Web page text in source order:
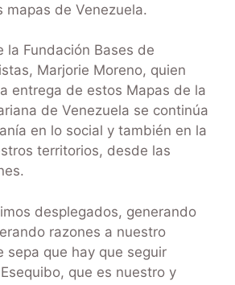
mapas de Venezuela.
la Fundación Bases de
Marjorie Moreno, quien
entrega de estos Mapas de la
de Venezuela se continúa
en lo social y también en la
territorios, desde las
desplegados, generando
razones a nuestro
sepa que hay que seguir
que es nuestro y